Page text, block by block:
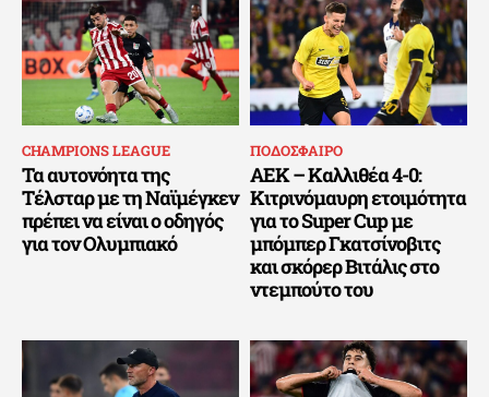
CHAMPIONS LEAGUE
Τα αυτονόητα της
Τέλσταρ με τη Ναϊμέγκεν
πρέπει να είναι ο οδηγός
για τον Ολυμπιακό
ΠΟΔΟΣΦΑΙΡΟ
ΑΕΚ – Καλλιθέα 4-0:
Κιτρινόμαυρη ετοιμότητα
για το Super Cup με
μπόμπερ Γκατσίνοβιτς
και σκόρερ Βιτάλις στο
ντεμπούτο του